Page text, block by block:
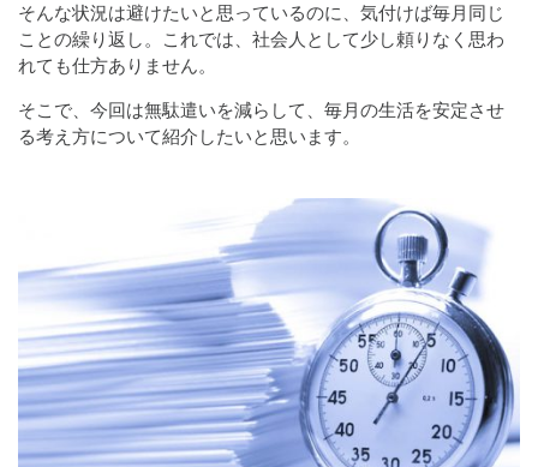
そんな状況は避けたいと思っているのに、気付けば毎月同じ
ことの繰り返し。これでは、社会人として少し頼りなく思わ
れても仕方ありません。
そこで、今回は無駄遣いを減らして、毎月の生活を安定させ
る考え方について紹介したいと思います。